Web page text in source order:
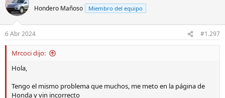
Hondero Mañoso Miembro del equipo
6 Abr 2024 #1.297
Mrcoci dijo:
Hola,
Tengo el mismo problema que muchos, me meto en la página de
Honda y vin incorrecto